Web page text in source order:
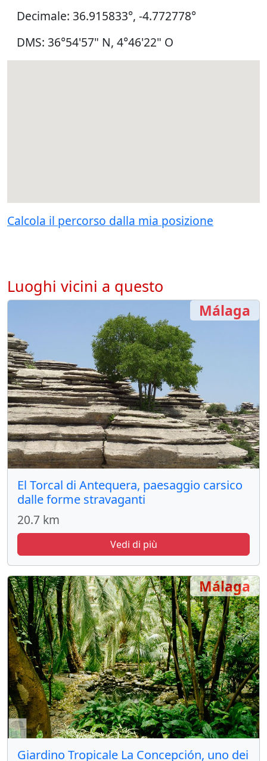
Decimale: 36.915833°, -4.772778°
DMS: 36°54'57" N, 4°46'22" O
Calcola il percorso dalla mia posizione
Luoghi vicini a questo
El Torcal di Antequera, paesaggio carsico
dalle forme stravaganti
20.7 km
Vedi di più
Málaga
Giardino Tropicale La Concepción, uno dei
Málaga